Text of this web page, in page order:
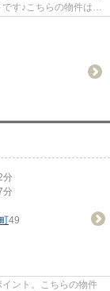
す♪こちらの物件はア
分
分
49
ント。こちらの物件